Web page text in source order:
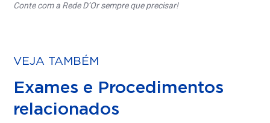
Conte com a Rede D’Or sempre que precisar!
VEJA TAMBÉM
Exames e Procedimentos
relacionados